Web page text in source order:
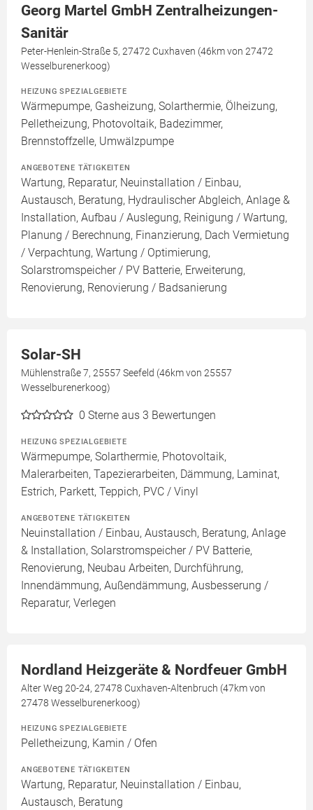
Georg Martel GmbH Zentralheizungen-
Sanitär
Peter-Henlein-Straße 5, 27472 Cuxhaven (46km von 27472
Wesselburenerkoog)
HEIZUNG SPEZIALGEBIETE
Wärmepumpe, Gasheizung, Solarthermie, Ölheizung,
Pelletheizung, Photovoltaik, Badezimmer,
Brennstoffzelle, Umwälzpumpe
ANGEBOTENE TÄTIGKEITEN
Wartung, Reparatur, Neuinstallation / Einbau,
Austausch, Beratung, Hydraulischer Abgleich, Anlage &
Installation, Aufbau / Auslegung, Reinigung / Wartung,
Planung / Berechnung, Finanzierung, Dach Vermietung
/ Verpachtung, Wartung / Optimierung,
Solarstromspeicher / PV Batterie, Erweiterung,
Renovierung, Renovierung / Badsanierung
Solar-SH
Mühlenstraße 7, 25557 Seefeld (46km von 25557
Wesselburenerkoog)
0 Sterne aus 3 Bewertungen
HEIZUNG SPEZIALGEBIETE
Wärmepumpe, Solarthermie, Photovoltaik,
Malerarbeiten, Tapezierarbeiten, Dämmung, Laminat,
Estrich, Parkett, Teppich, PVC / Vinyl
ANGEBOTENE TÄTIGKEITEN
Neuinstallation / Einbau, Austausch, Beratung, Anlage
& Installation, Solarstromspeicher / PV Batterie,
Renovierung, Neubau Arbeiten, Durchführung,
Innendämmung, Außendämmung, Ausbesserung /
Reparatur, Verlegen
Nordland Heizgeräte & Nordfeuer GmbH
Alter Weg 20-24, 27478 Cuxhaven-Altenbruch (47km von
27478 Wesselburenerkoog)
HEIZUNG SPEZIALGEBIETE
Pelletheizung, Kamin / Ofen
ANGEBOTENE TÄTIGKEITEN
Wartung, Reparatur, Neuinstallation / Einbau,
Austausch, Beratung